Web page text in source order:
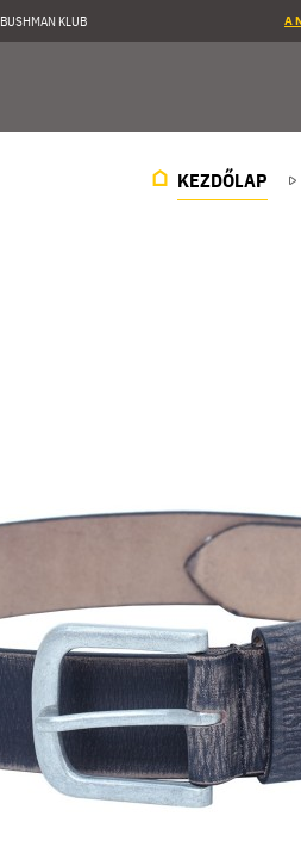
BUSHMAN KLUB A
KEZDŐLAP